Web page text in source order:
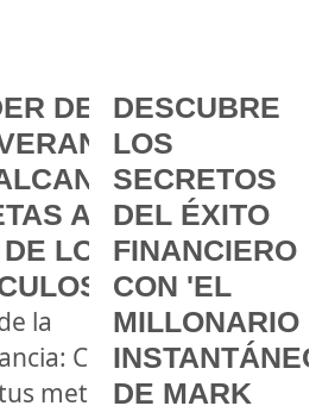
DE LA
A
LOS
la
Cómo
metas
DESCUBRE
LOS
SECRETOS
DEL ÉXITO
FINANCIERO
CON 'EL
MILLONARIO
INSTANTÁNEO'
DE MARK